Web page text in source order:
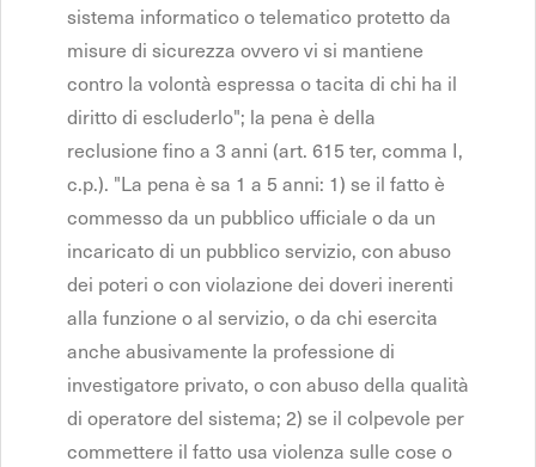
sistema informatico o telematico protetto da
misure di sicurezza ovvero vi si mantiene
contro la volontà espressa o tacita di chi ha il
diritto di escluderlo"; la pena è della
reclusione fino a 3 anni (art. 615 ter, comma I,
c.p.). "La pena è sa 1 a 5 anni: 1) se il fatto è
commesso da un pubblico ufficiale o da un
incaricato di un pubblico servizio, con abuso
dei poteri o con violazione dei doveri inerenti
alla funzione o al servizio, o da chi esercita
anche abusivamente la professione di
investigatore privato, o con abuso della qualità
di operatore del sistema; 2) se il colpevole per
commettere il fatto usa violenza sulle cose o